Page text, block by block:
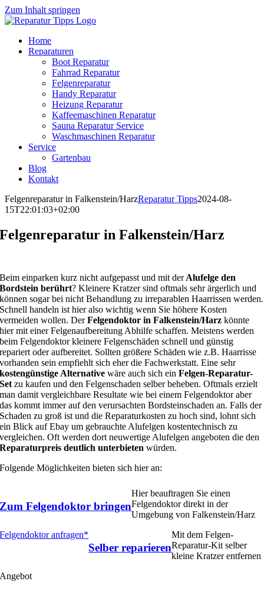
Zum Inhalt springen
Home
Reparaturen
Boot Reparatur
Fahrrad Reparatur
Felgenreparatur
Handy Reparatur
Heizung Reparatur
Kaffeemaschinen Reparatur
Sauna Reparatur Service
Waschmaschinen Reparatur
Service
Gartenbau
Blog
Kontakt
Felgenreparatur in Falkenstein/HarzReparatur Tipps2024-08-
15T22:01:03+02:00
Felgenreparatur in Falkenstein/Harz
Beim einparken kurz nicht aufgepasst und mit derAlufelge den
Bordstein berührt? Kleinere Kratzer sind oftmals sehr ärgerlich und
können sogar bei nicht Behandlung zu irreparablen Haarrissen werden.
Schnell handeln ist hier also wichtig wenn Sie höhere Kosten
vermeiden wollen. DerFelgendoktor in Falkenstein/Harz könnte
hier mit einer Felgenaufbereitung Abhilfe schaffen. Meistens werden
beim Felgendoktor kleinere Felgenschäden schnell und günstig
repariert oder aufbereitet. Sollten größere Schäden wie z.B. Haarrisse
vorhanden sein empfiehlt sich eher die Fachwerkstatt. Eine sehr
kostengünstige Alternative wäre auch sich einFelgen-Reparatur-
Set zu kaufen und den Felgenschaden selber beheben. Oftmals erzielt
man damit vergleichbare Resultate wie bei einem Felgendoktor aber
das kommt immer auf den verursachten Bordsteinschaden an. Falls der
Schaden zu groß ist und die Reparaturkosten zu hoch sind, lohnt sich
ein Blick auf Ebay um gebrauchte Alufelgen kostentechnisch zu
vergleichen. Oft werden dort neuwertige Alufelgen angeboten die den
Reparaturpreis deutlich unterbieten würden.
Folgende Möglichkeiten bieten sich hier an:
Zum Felgendoktor bringen
Hier beauftragen Sie einen
Felgendoktor direkt in der
Umgebung von Falkenstein/Harz
Felgendoktor anfragen*
Selber reparieren
Mit dem Felgen-
Reparatur-Kit selber
kleine Kratzer entfernen
Angebot